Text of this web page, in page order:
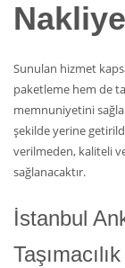
Nakliye
Sunulan hizmet
paketleme hem de
memnuniyetini
şekilde yerine
verilmeden, kaliteli
sağlanacaktır.
İstanbul
Taşımacılık